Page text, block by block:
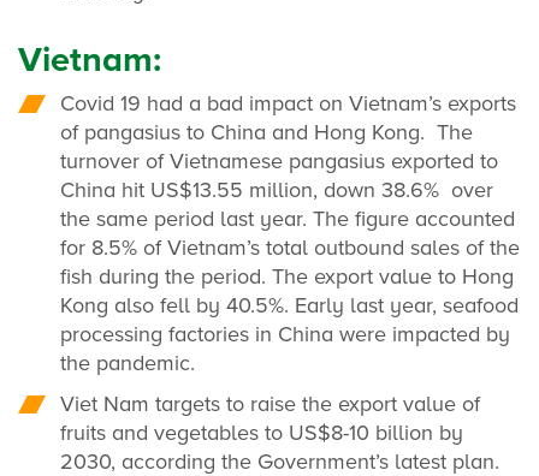
Vietnam:
Covid 19 had a bad impact on Vietnam’s exports
of pangasius to China and Hong Kong. The
turnover of Vietnamese pangasius exported to
China hit US$13.55 million, down 38.6% over
the same period last year. The figure accounted
for 8.5% of Vietnam’s total outbound sales of the
fish during the period. The export value to Hong
Kong also fell by 40.5%. Early last year, seafood
processing factories in China were impacted by
the pandemic.
Viet Nam targets to raise the export value of
fruits and vegetables to US$8-10 billion by
2030, according the Government’s latest plan.